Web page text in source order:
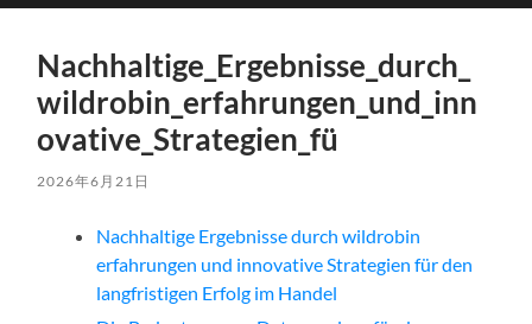
バ
ル
メ
ニ
ュ
を
り
ド
を
Nachhaltige_Ergebnisse_durch_
wildrobin_erfahrungen_und_inn
ovative_Strategien_fü
2026年6月21日
Nachhaltige Ergebnisse durch wildrobin
erfahrungen und innovative Strategien für den
langfristigen Erfolg im Handel